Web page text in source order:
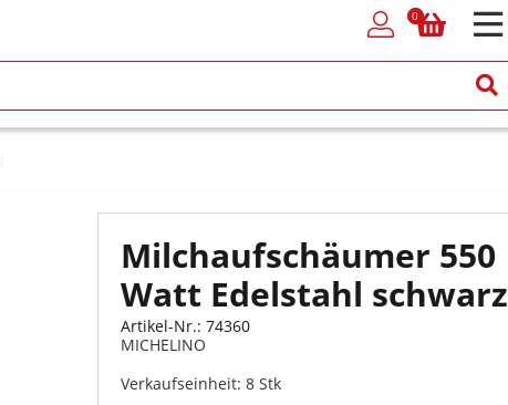
0
0
Milchaufschäumer 550
Watt Edelstahl schwarz
Artikel-Nr.: 74360
MICHELINO
Verkaufseinheit: 8 Stk